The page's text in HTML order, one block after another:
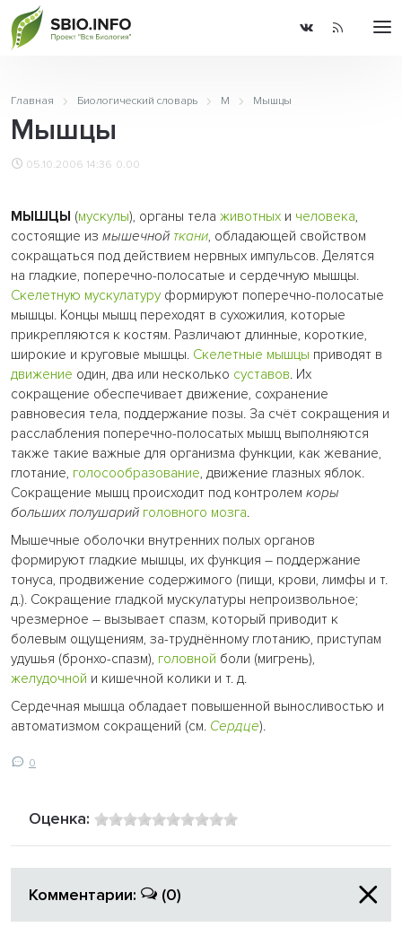
Главная Биологический словарь М Мышцы
Мышцы
05.10.2006 14:36 0.00
МЫШЦЫ (мускулы), органы тела животных и человека,
состоящие из мышечной ткани, обладающей свойством
сокращаться под действием нервных импульсов. Делятся
на гладкие, поперечно-полосатые и сердечную мышцы.
Скелетную мускулатуруформируют поперечно-полосатые
мышцы. Концы мышц переходят в сухожилия, которые
прикрепляются к костям. Различают длинные, короткие,
широкие и круговые мышцы. Скелетные мышцы приводят в
движение один, два или несколько суставов. Их
сокращение обеспечивает движение, сохранение
равновесия тела, поддержание позы. За счёт сокращения и
расслабления поперечно-полосатых мышц выполняются
также такие важные для организма функции, как жевание,
глотание, голосообразование, движение глазных яблок.
Сокращение мышц происходит под контролем коры
больших полушарий головного мозга.
Мышечные оболочки внутренних полых органов
формируют гладкие мышцы, их функция – поддержание
тонуса, продвижение содержимого (пищи, крови, лимфы и т.
д.). Сокращение гладкой мускулатуры непроизвольное;
чрезмерное – вызывает спазм, который приводит к
болевым ощущениям, за-труднённому глотанию, приступам
удушья (бронхо-спазм), головной боли (мигрень),
желудочной и кишечной колики и т. д.
Сердечная мышца обладает повышенной выносливостью и
автоматизмом сокращений (см. Сердце).
0
Оценка:
Комментарии: (0)